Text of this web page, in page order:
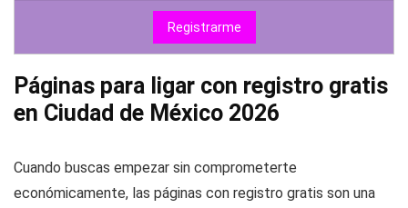
Registrarme
Páginas para ligar con registro gratis
en Ciudad de México 2026
Cuando buscas empezar sin comprometerte
económicamente, las páginas con registro gratis son una